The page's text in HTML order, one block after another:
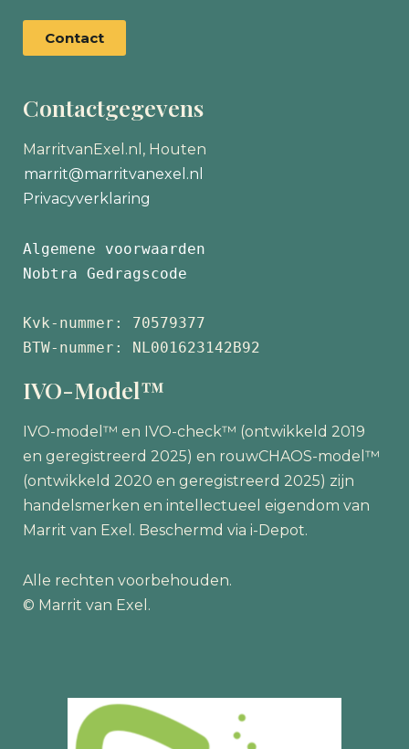
Contact
Contactgegevens
MarritvanExel.nl, Houten
marrit@marritvanexel.nl
Privacyverklaring
Algemene voorwaarden
Nobtra Gedragscode
Kvk-nummer: 70579377
BTW-nummer: NL001623142B92
IVO-Model™
IVO-model™ en IVO-check™ (ontwikkeld 2019
en geregistreerd 2025) en rouwCHAOS-model™
(ontwikkeld 2020 en geregistreerd 2025) zijn
handelsmerken en intellectueel eigendom van
Marrit van Exel. Beschermd via i-Depot.
Alle rechten voorbehouden.
© Marrit van Exel.